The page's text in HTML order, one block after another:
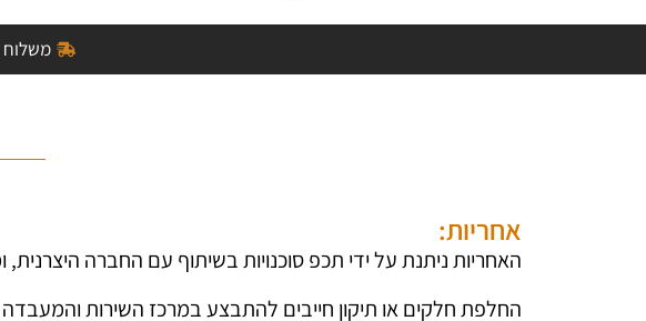
משלוח
אחריות:
האחריות ניתנת על ידי תכפ סוכנויות בשיתוף עם החברה היצרנית,
החלפת חלקים או תיקון חייבים להתבצע במרכז השירות